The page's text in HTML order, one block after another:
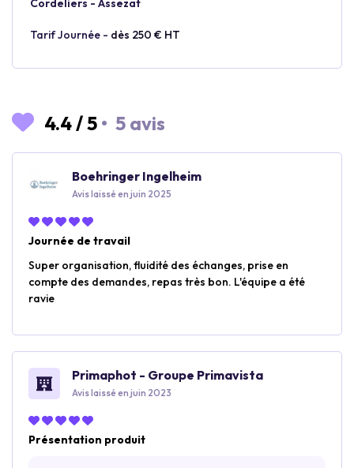
Cordeliers - Assezat
Tarif Journée - dès 250 € HT
4.4/5 • 5 avis
Boehringer Ingelheim
Avis laissé en juin 2025
Journée de travail
Super organisation, fluidité des échanges, prise en
compte des demandes, repas très bon. L'équipe a été
ravie
Primaphot - Groupe Primavista
Avis laissé en juin 2023
Présentation produit